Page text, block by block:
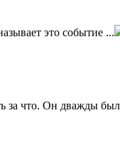
это событие ...
за что. Он дважды